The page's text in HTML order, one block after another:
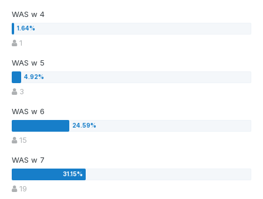
WAS w 4
1
WAS w 5
3
WAS w 6
15
WAS w 7
19